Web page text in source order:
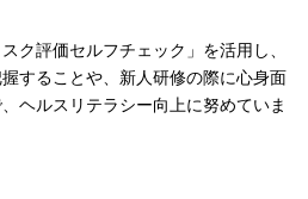
ク評価セルフチェック」を活用し、
することや、新人研修の際に心身面
ヘルスリテラシー向上に努めていま